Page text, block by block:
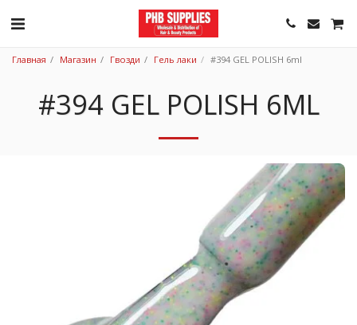
Главная Магазин Гвозди Гель лаки #394 GEL POLISH 6ml
#394 GEL POLISH 6ML